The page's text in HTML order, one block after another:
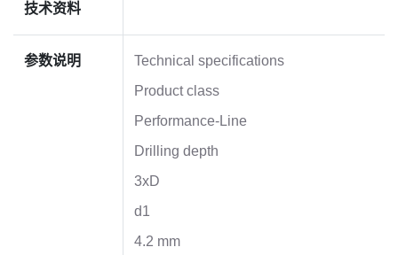
技术资料
参数说明
Technical specifications
Product class
Performance-Line
Drilling depth
3xD
d1
4.2 mm